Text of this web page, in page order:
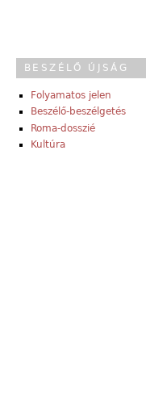
BESZÉLŐ ÚJSÁG
Folyamatos jelen
Beszélő-beszélgetés
Roma-dosszié
Kultúra